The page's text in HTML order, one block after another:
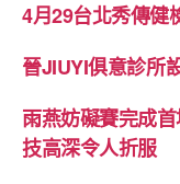
4月29台北秀傳健
晉JIUYI俱意診所
雨燕妨礙賽完成
技高深令人折服